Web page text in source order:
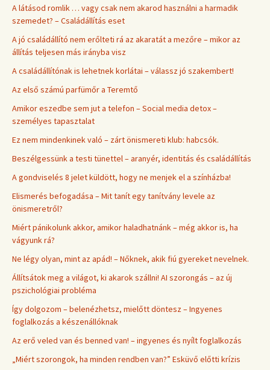
A látásod romlik … vagy csak nem akarod használni a harmadik
szemedet? – Családállítás eset
A jó családállító nem erőlteti rá az akaratát a mezőre – mikor az
állítás teljesen más irányba visz
A családállítónak is lehetnek korlátai – válassz jó szakembert!
Az első számú parfümőr a Teremtő
Amikor eszedbe sem jut a telefon – Social media detox –
személyes tapasztalat
Ez nem mindenkinek való – zárt önismereti klub: habcsók.
Beszélgessünk a testi tünettel – aranyér, identitás és családállítás
A gondviselés 8 jelet küldött, hogy ne menjek el a színházba!
Elismerés befogadása – Mit tanít egy tanítvány levele az
önismeretről?
Miért pánikolunk akkor, amikor haladhatnánk – még akkor is, ha
vágyunk rá?
Ne légy olyan, mint az apád! – Nőknek, akik fiú gyereket nevelnek.
Állítsátok meg a világot, ki akarok szállni! AI szorongás – az új
pszichológiai probléma
Így dolgozom – belenézhetsz, mielőtt döntesz – Ingyenes
foglalkozás a készenállóknak
Az erő veled van és benned van! – ingyenes és nyílt foglalkozás
„Miért szorongok, ha minden rendben van?” Esküvő előtti krízis